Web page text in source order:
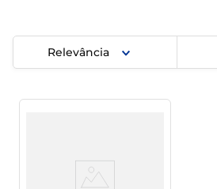
Relevância
papel higiênico
leite pó